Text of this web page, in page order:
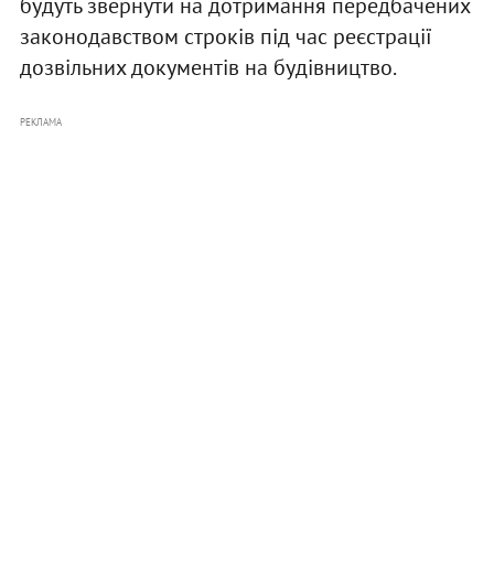
будуть звернути на дотримання передбачених
законодавством строків під час реєстрації
дозвільних документів на будівництво.
РЕКЛАМА